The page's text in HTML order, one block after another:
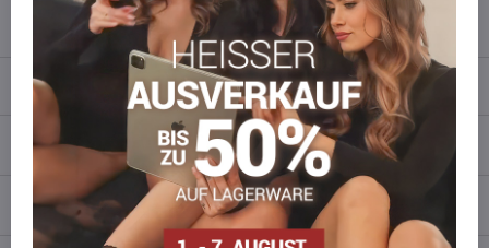
info​​@everlady​​.eu
Beschreibung
Bewertungen
Diskussion 0